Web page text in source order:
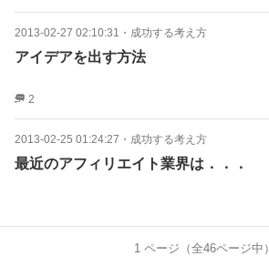
2013-02-27 02:10:31 ・ 成功する考え方
アイデアを出す方法
2
2013-02-25 01:24:27 ・ 成功する考え方
最近のアフィリエイト業界は．．．
1ページ（全46ページ中）